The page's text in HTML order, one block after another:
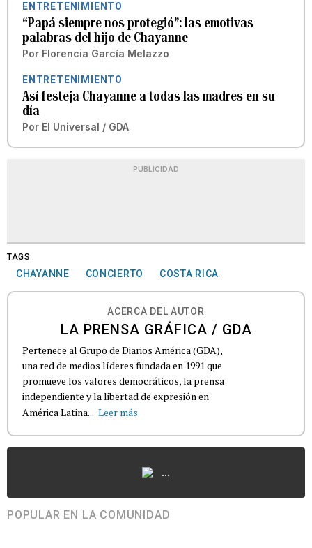
ENTRETENIMIENTO
“Papá siempre nos protegió”: las emotivas
palabras del hijo de Chayanne
Por Florencia García Melazzo
ENTRETENIMIENTO
Así festeja Chayanne a todas las madres en su
día
Por El Universal / GDA
PUBLICIDAD
TAGS
CHAYANNE CONCIERTO COSTA RICA
ACERCA DEL AUTOR
LA PRENSA GRÁFICA / GDA
Pertenece al Grupo de Diarios América (GDA),
una red de medios líderes fundada en 1991 que
promueve los valores democráticos, la prensa
independiente y la libertad de expresión en
América Latina... Leer más
...
POPULAR EN LA COMUNIDAD